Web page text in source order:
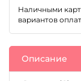
Наличными
вариантов
Описание